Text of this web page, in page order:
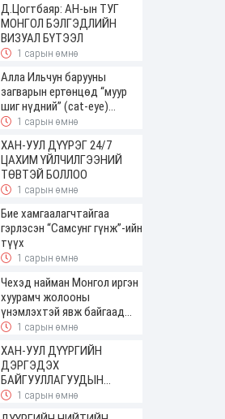
Д.Цогтбаяр: АН-ын ТУГ
МОНГОЛ БЭЛГЭДЛИЙН
ВИЗУАЛ БҮТЭЭЛ
1 сарын өмнө
Алла Ильчун барууны
загварын ертөнцөд “муур
шиг нүдний” (cat-eye)
будалтын трендийг оруулж
1 сарын өмнө
ХАН-УУЛ ДҮҮРЭГ 24/7
ЦАХИМ ҮЙЛЧИЛГЭЭНИЙ
ТӨВТЭЙ БОЛЛОО
1 сарын өмнө
Бие хамгаалагчтайгаа
гэрлэсэн “Самсунг гүнж”-ийн
түүх
1 сарын өмнө
Чехэд найман Монгол иргэн
хуурамч жолооны
үнэмлэхтэй явж байгаад
баригджээ
1 сарын өмнө
ХАН-УУЛ ДҮҮРГИЙН
ДЭРГЭДЭХ
БАЙГУУЛЛАГУУДЫН
УДИРДАХ АЖИЛТНЫ
ШУУРХАЙ ЗӨВЛӨГӨӨН
1 сарын өмнө